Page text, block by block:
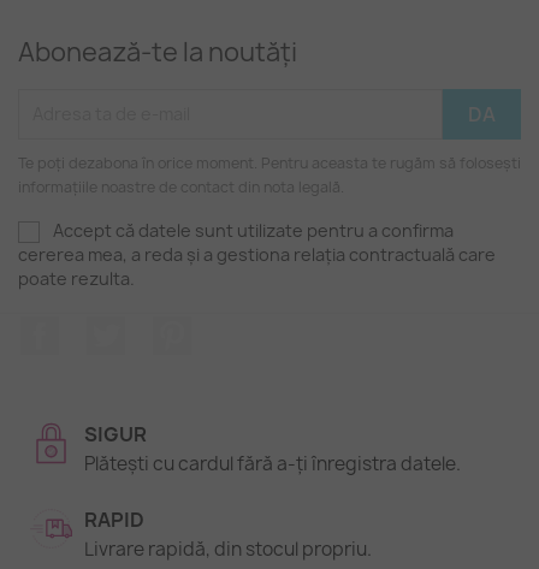
Abonează-te la noutăți
Te poți dezabona în orice moment. Pentru aceasta te rugăm să folosești
informațiile noastre de contact din nota legală.
Accept că datele sunt utilizate pentru a confirma
cererea mea, a reda și a gestiona relația contractuală care
poate rezulta.
SIGUR
Plătești cu cardul fără a-ți înregistra datele.
RAPID
Livrare rapidă, din stocul propriu.